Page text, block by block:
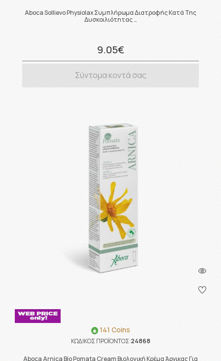
Aboca Sollievo Physiolax Συμπλήρωμα Διατροφής Κατά Της
Δυσκοιλιότητας …
9.05€
Σύντομα κοντά σας
141 Coins
ΚΩΔΙΚΟΣ ΠΡΟΪΟΝΤΟΣ:24868
Aboca Arnica Bio Pomata Cream Βιολογική Κρέμα Άρνικας Για